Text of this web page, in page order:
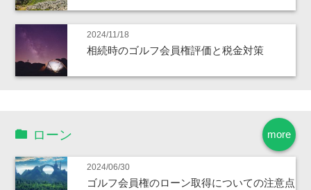
2024/11/18
相続時のゴルフ会員権評価と税金対策
more
ローン
2024/06/30
ゴルフ会員権のローン取得についての注意点